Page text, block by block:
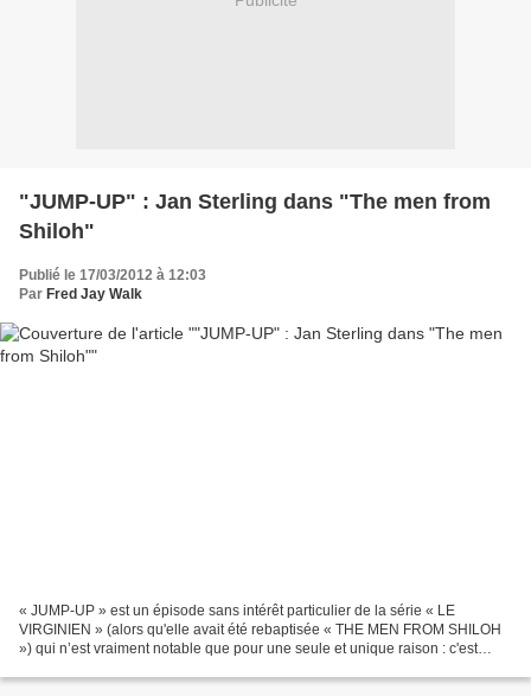
"JUMP-UP" : Jan Sterling dans "The men from
Shiloh"
Publié le 17/03/2012 à 12:03
Par Fred Jay Walk
« JUMP-UP » est un épisode sans intérêt particulier de la série « LE
VIRGINIEN » (alors qu'elle avait été rebaptisée « THE MEN FROM SHILOH
») qui n’est vraiment notable que pour une seule et unique raison : c'est